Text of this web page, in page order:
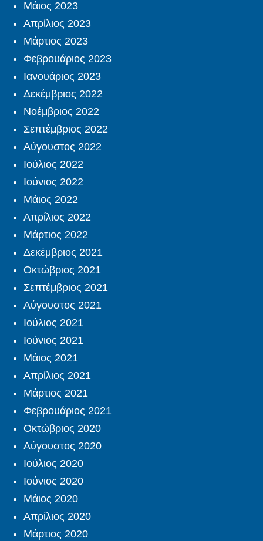
Μάιος 2023
Απρίλιος 2023
Μάρτιος 2023
Φεβρουάριος 2023
Ιανουάριος 2023
Δεκέμβριος 2022
Νοέμβριος 2022
Σεπτέμβριος 2022
Αύγουστος 2022
Ιούλιος 2022
Ιούνιος 2022
Μάιος 2022
Απρίλιος 2022
Μάρτιος 2022
Δεκέμβριος 2021
Οκτώβριος 2021
Σεπτέμβριος 2021
Αύγουστος 2021
Ιούλιος 2021
Ιούνιος 2021
Μάιος 2021
Απρίλιος 2021
Μάρτιος 2021
Φεβρουάριος 2021
Οκτώβριος 2020
Αύγουστος 2020
Ιούλιος 2020
Ιούνιος 2020
Μάιος 2020
Απρίλιος 2020
Μάρτιος 2020